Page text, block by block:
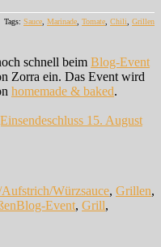
Tags: Sauce Marinade Tomate Chili Grillen
schnell beim Blog-Event
Zorra ein. Das Event wird
homemade & baked.
Würzsauce, Grillen,
Schlagwörter
Blog-Event, Grill,